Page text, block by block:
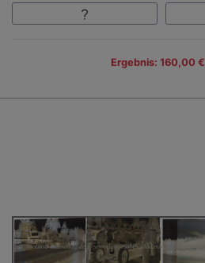
Ergebnis: 160,00 €